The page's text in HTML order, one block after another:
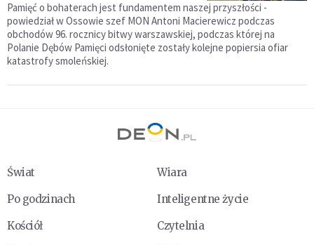
Pamięć o bohaterach jest fundamentem naszej przyszłości -
powiedział w Ossowie szef MON Antoni Macierewicz podczas
obchodów 96. rocznicy bitwy warszawskiej, podczas której na
Polanie Dębów Pamięci odsłonięte zostały kolejne popiersia ofiar
katastrofy smoleńskiej.
Świat
Wiara
Po godzinach
Inteligentne życie
Kościół
Czytelnia